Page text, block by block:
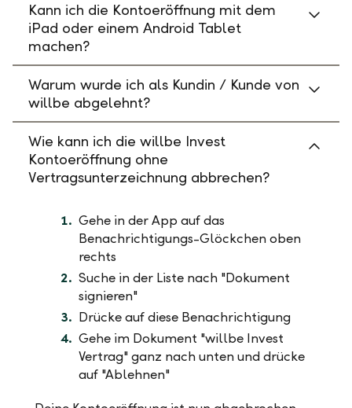
Kann ich die Kontoeröffnung mit dem
iPad oder einem Android Tablet
machen?
Warum wurde ich als Kundin / Kunde von
willbe abgelehnt?
Wie kann ich die willbe Invest
Kontoeröffnung ohne
Vertragsunterzeichnung abbrechen?
Gehe in der App auf das
Benachrichtigungs-Glöckchen oben
rechts
Suche in der Liste nach "Dokument
signieren"
Drücke auf diese Benachrichtigung
Gehe im Dokument "willbe Invest
Vertrag" ganz nach unten und drücke
auf "Ablehnen"